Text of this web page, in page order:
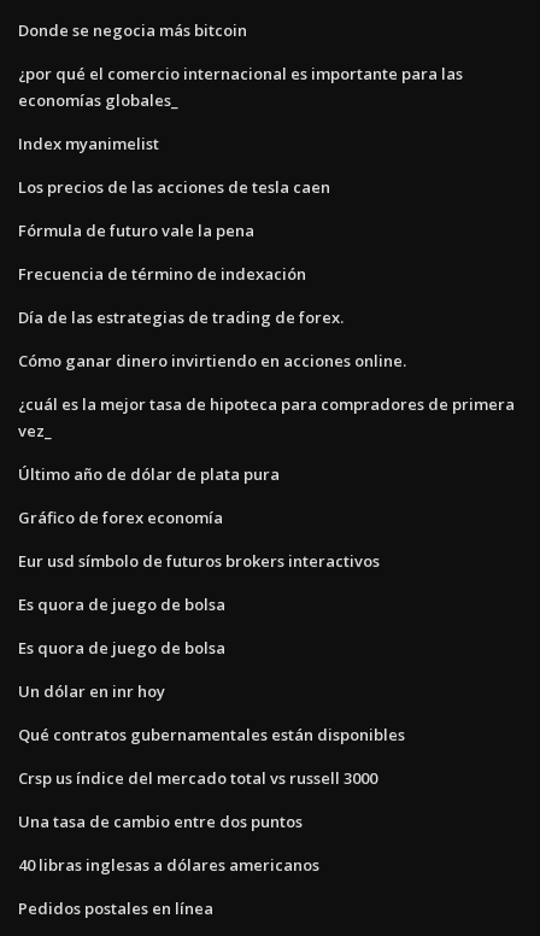
Donde se negocia más bitcoin
¿por qué el comercio internacional es importante para las
economías globales_
Index myanimelist
Los precios de las acciones de tesla caen
Fórmula de futuro vale la pena
Frecuencia de término de indexación
Día de las estrategias de trading de forex.
Cómo ganar dinero invirtiendo en acciones online.
¿cuál es la mejor tasa de hipoteca para compradores de primera
vez_
Último año de dólar de plata pura
Gráfico de forex economía
Eur usd símbolo de futuros brokers interactivos
Es quora de juego de bolsa
Es quora de juego de bolsa
Un dólar en inr hoy
Qué contratos gubernamentales están disponibles
Crsp us índice del mercado total vs russell 3000
Una tasa de cambio entre dos puntos
40 libras inglesas a dólares americanos
Pedidos postales en línea